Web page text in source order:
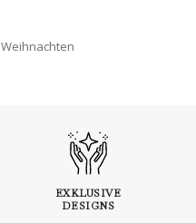
Weihnachten
EXKLUSIVE
DESIGNS